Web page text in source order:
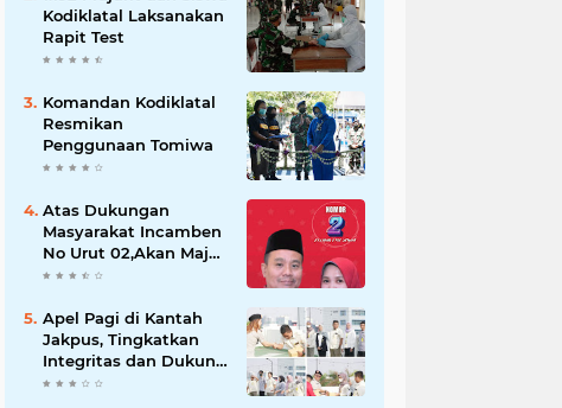
Kodiklatal Laksanakan
Rapit Test
Komandan Kodiklatal
Resmikan
Penggunaan Tomiwa
Atas Dukungan
Masyarakat Incamben
No Urut 02,Akan Maju
Untuk Memajukan
Apel Pagi di Kantah
Jakpus, Tingkatkan
Integritas dan Dukung
WBK